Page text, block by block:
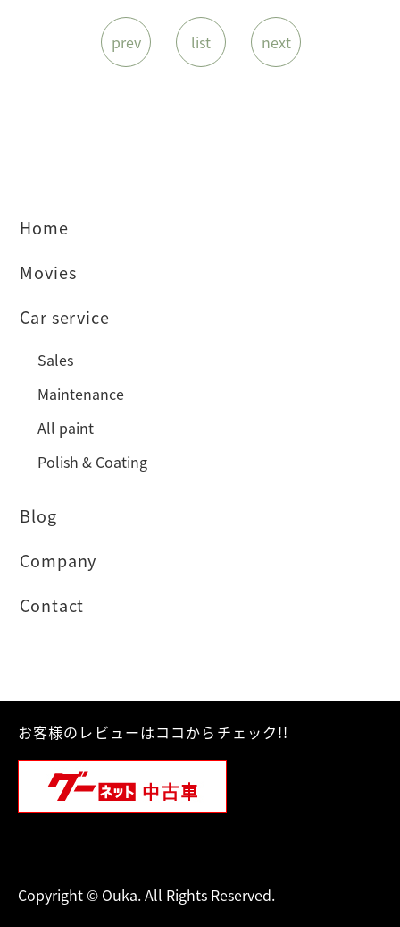
prev list next
Home
Movies
Car service
Sales
Maintenance
All paint
Polish & Coating
Blog
Company
Contact
お客様のレビューはココからチェック!!
Copyright © Ouka. All Rights Reserved.